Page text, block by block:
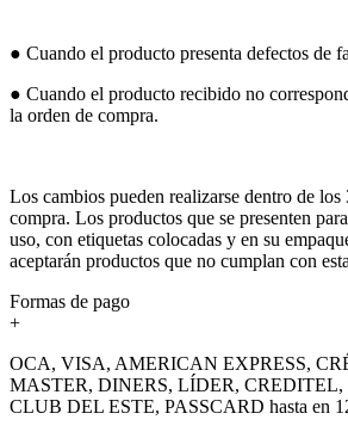
● Cuando el producto presenta defectos de
● Cuando el producto recibido no
la orden de compra.
Los cambios pueden realizarse dentro de los
compra. Los productos que se presenten
uso, con etiquetas colocadas y en su
aceptarán productos que no cumplan con
Formas de pago
+
OCA, VISA, AMERICAN EXPRESS,
MASTER, DINERS, LÍDER,
CLUB DEL ESTE, PASSCARD hasta en